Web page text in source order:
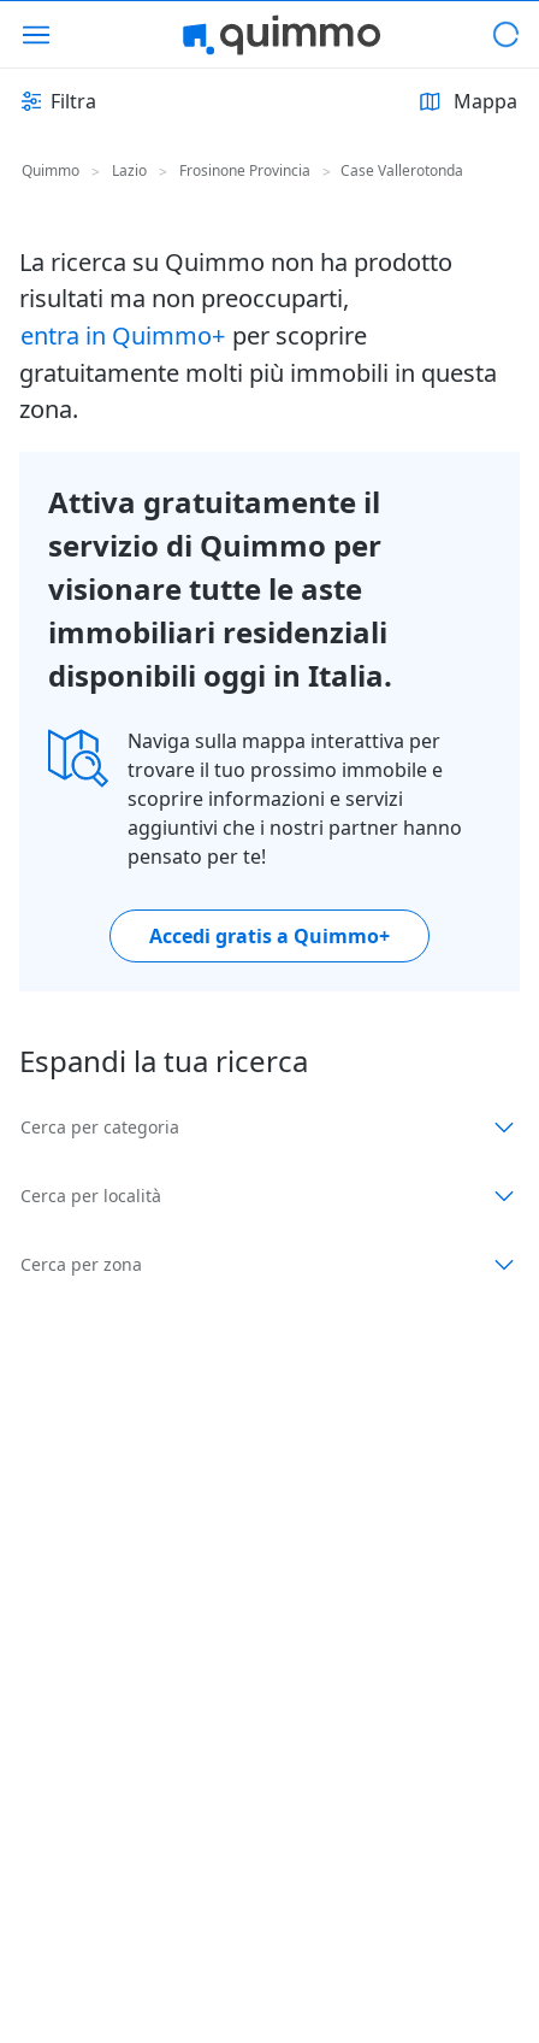
Filtra Mappa
Quimmo > Lazio > Frosinone Provincia > Case Vallerotonda
La ricerca su Quimmo non ha prodotto
risultati ma non preoccuparti,
entra in Quimmo+ per scoprire
gratuitamente molti più immobili in questa
zona.
Attiva gratuitamente il
servizio di Quimmo per
visionare tutte le aste
immobiliari residenziali
disponibili oggi in Italia.
Naviga sulla mappa interattiva per
trovare il tuo prossimo immobile e
scoprire informazioni e servizi
aggiuntivi che i nostri partner hanno
pensato per te!
Accedi gratis a Quimmo+
Espandi la tua ricerca
Cerca per categoria
Cerca per località
Cerca per zona